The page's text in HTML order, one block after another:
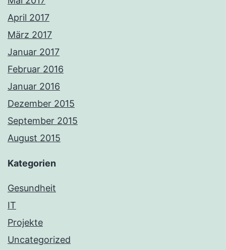
April 2017
März 2017
Januar 2017
Februar 2016
Januar 2016
Dezember 2015
September 2015
August 2015
Kategorien
Gesundheit
IT
Projekte
Uncategorized